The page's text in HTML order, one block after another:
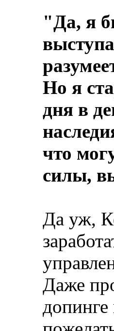
"Да, я
Но я
дня в
что
силы,
Да уж,
Даже
допинге